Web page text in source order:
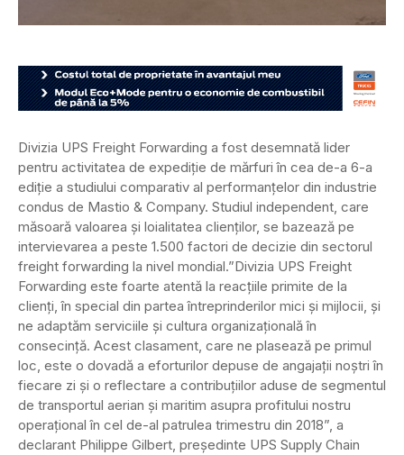
Divizia UPS Freight Forwarding a fost desemnată lider
pentru activitatea de expediție de mărfuri în cea de-a 6-a
ediție a studiului comparativ al performanțelor din industrie
condus de Mastio & Company. Studiul independent, care
măsoară valoarea și loialitatea clienților, se bazează pe
intervievarea a peste 1.500 factori de decizie din sectorul
freight forwarding la nivel mondial.”Divizia UPS Freight
Forwarding este foarte atentă la reacțiile primite de la
clienți, în special din partea întreprinderilor mici și mijlocii, și
ne adaptăm serviciile și cultura organizațională în
consecință. Acest clasament, care ne plasează pe primul
loc, este o dovadă a eforturilor depuse de angajații noștri în
fiecare zi și o reflectare a contribuțiilor aduse de segmentul
de transportul aerian și maritim asupra profitului nostru
operațional în cel de-al patrulea trimestru din 2018”, a
declarant Philippe Gilbert, președinte UPS Supply Chain